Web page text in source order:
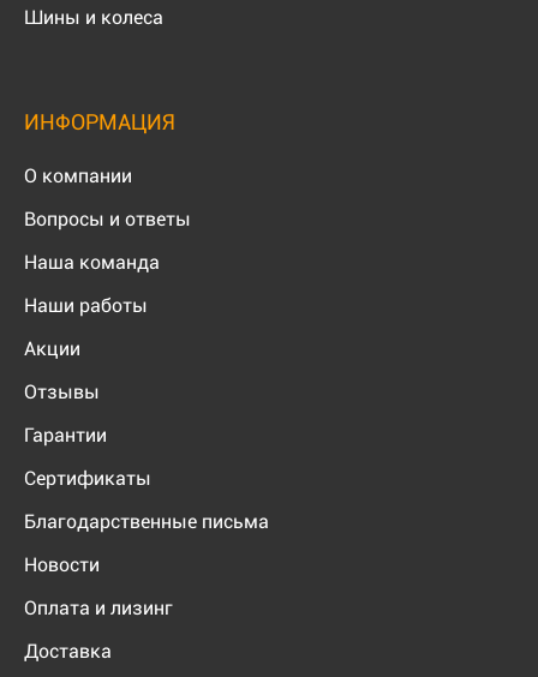
Шины и колеса
ИНФОРМАЦИЯ
О компании
Вопросы и ответы
Наша команда
Наши работы
Акции
Отзывы
Гарантии
Сертификаты
Благодарственные письма
Новости
Оплата и лизинг
Доставка